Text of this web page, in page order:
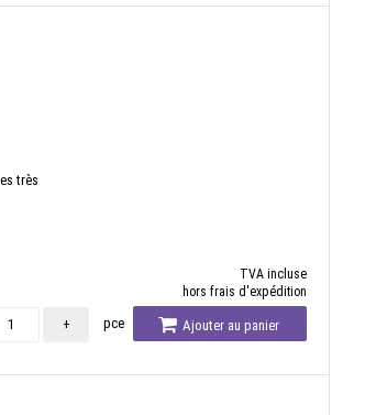
très
TVA incluse
hors frais d'expédition
+ pce Ajouter au panier